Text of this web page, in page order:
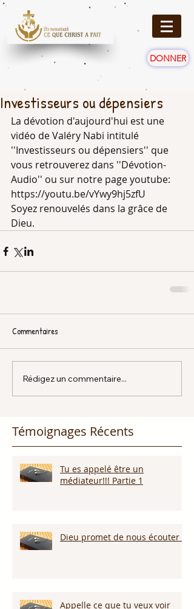
DONNER
Investisseurs ou dépensiers
La dévotion d'aujourd'hui est une
vidéo de Valéry Nabi intitulé
''Investisseurs ou dépensiers'' que
vous retrouverez dans ''Dévotion-
Audio'' ou sur notre page youtube:
https://youtu.be/vYwy9hj5zfU
Soyez renouvelés dans la grâce de
Dieu.
Commentaires
Rédigez un commentaire...
Témoignages Récents
Tu es appelé être un
médiateur!!! Partie 1
Dieu promet de nous écouter !
Appelle ce que tu veux voir